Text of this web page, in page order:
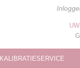
KALIBRATIESERVICE